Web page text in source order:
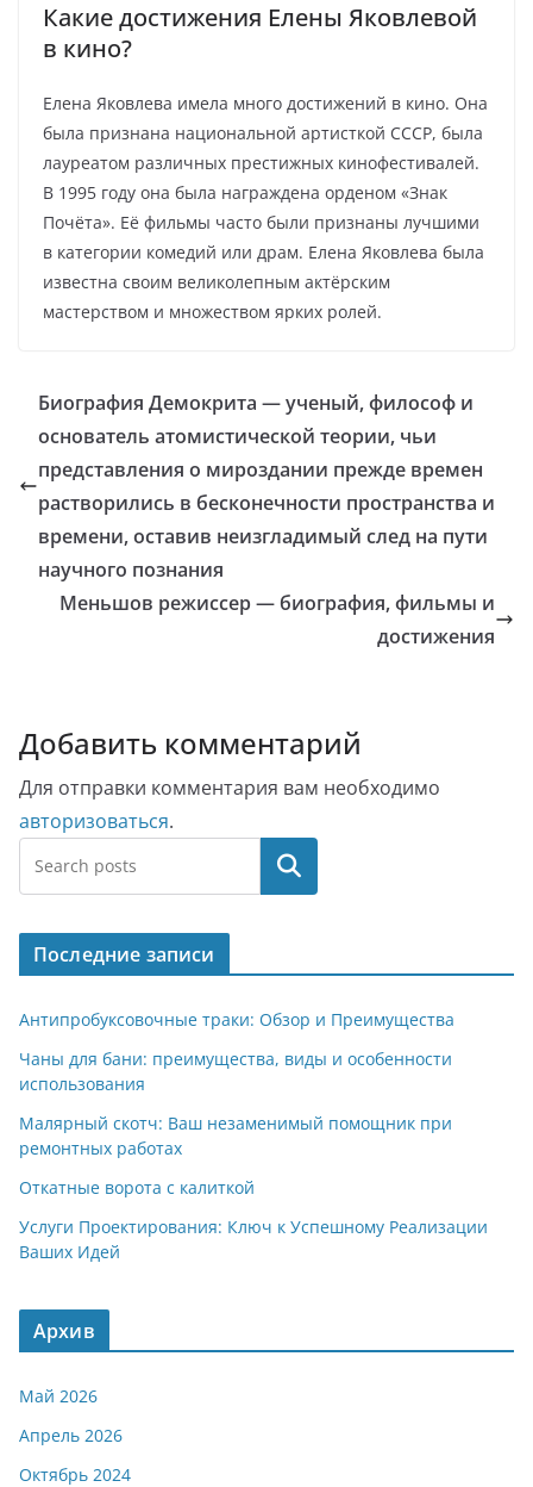
Какие достижения Елены Яковлевой
в кино?
Елена Яковлева имела много достижений в кино. Она
была признана национальной артисткой СССР, была
лауреатом различных престижных кинофестивалей.
В 1995 году она была награждена орденом «Знак
Почёта». Её фильмы часто были признаны лучшими
в категории комедий или драм. Елена Яковлева была
известна своим великолепным актёрским
мастерством и множеством ярких ролей.
Биография Демокрита — ученый, философ и
основатель атомистической теории, чьи
представления о мироздании прежде времен
растворились в бесконечности пространства и
времени, оставив неизгладимый след на пути
научного познания
Меньшов режиссер — биография, фильмы и
достижения
Добавить комментарий
Для отправки комментария вам необходимо
авторизоваться.
Поиск
Последние записи
Антипробуксовочные траки: Обзор и Преимущества
Чаны для бани: преимущества, виды и особенности
использования
Малярный скотч: Ваш незаменимый помощник при
ремонтных работах
Откатные ворота с калиткой
Услуги Проектирования: Ключ к Успешному Реализации
Ваших Идей
Архив
Май 2026
Апрель 2026
Октябрь 2024